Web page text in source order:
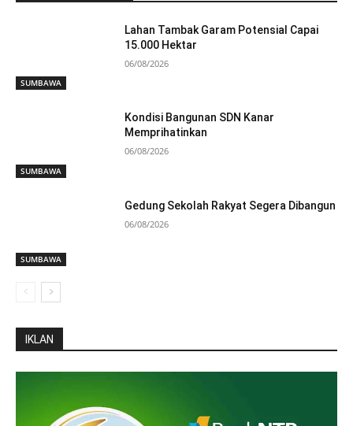
SUMBAWA
Lahan Tambak Garam Potensial Capai
15.000 Hektar
06/08/2026
SUMBAWA
Kondisi Bangunan SDN Kanar
Memprihatinkan
06/08/2026
SUMBAWA
Gedung Sekolah Rakyat Segera Dibangun
06/08/2026
IKLAN